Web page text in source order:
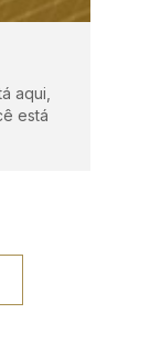
aqui,
está